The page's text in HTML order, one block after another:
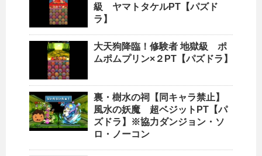
級 ヤマトタケルPT【パズド
ラ】
大天狗降臨！修験者 地獄級 ポ
ムポムプリン×２PT【パズドラ】
裏・樹水の祠【同キャラ禁止】
風水の妖魔 超ベジットPT【パ
ズドラ】※協力ダンジョン・ソ
ロ・ノーコン